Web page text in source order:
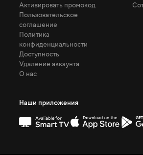
Активировать промокод
Пользовательское
соглашение
Политика
конфиденциальности
Доступность
Удаление аккаунта
О нас
Наши приложения